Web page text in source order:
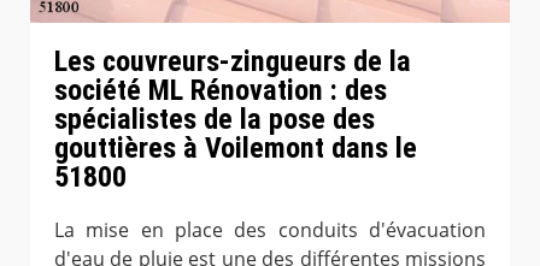
Les couvreurs-zingueurs de la
société ML Rénovation : des
spécialistes de la pose des
gouttières à Voilemont dans le
51800
La mise en place des conduits d'évacuation
d'eau de pluie est une des différentes missions